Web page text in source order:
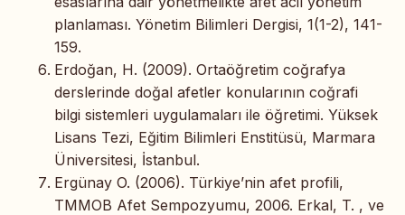
planlaması. Yönetim Bilimleri Dergisi, 1(1-2), 141-
159.
Erdoğan, H. (2009). Ortaöğretim coğrafya
derslerinde doğal afetler konularının coğrafi
bilgi sistemleri uygulamaları ile öğretimi. Yüksek
Lisans Tezi, Eğitim Bilimleri Enstitüsü, Marmara
Üniversitesi, İstanbul.
Ergünay O. (2006). Türkiye’nin afet profili,
TMMOB Afet Sempozyumu, 2006. Erkal, T. , ve